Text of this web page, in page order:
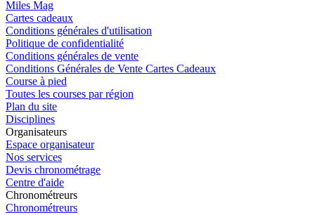
Miles Mag
Cartes cadeaux
Conditions générales d'utilisation
Politique de confidentialité
Conditions générales de vente
Conditions Générales de Vente Cartes Cadeaux
Course à pied
Toutes les courses par région
Plan du site
Disciplines
Organisateurs
Espace organisateur
Nos services
Devis chronométrage
Centre d'aide
Chronométreurs
Chronométreurs